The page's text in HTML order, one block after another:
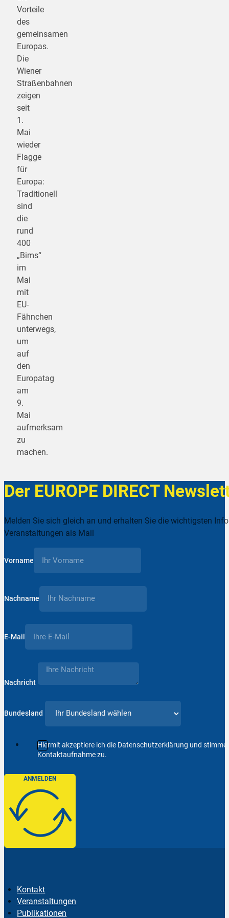
Vorteile
des
gemeinsamen
Europas.
Die
Wiener
Straßenbahnen
zeigen
seit
1.
Mai
wieder
Flagge
für
Europa:
Traditionell
sind
die
rund
400
„Bims“
im
Mai
mit
EU-
Fähnchen
unterwegs,
um
auf
den
Europatag
am
9.
Mai
aufmerksam
zu
machen.
Der EUROPE DIRECT
Melden Sie sich gleich an und erhalten Sie die wichtigsten
Veranstaltungen als Mail
Vorname
Nachname
E-Mail
Nachricht
Bundesland
Hiermit akzeptiere ich die Datenschutzerklärung und
Kontaktaufnahme zu.
ANMELDEN
Kontakt
Veranstaltungen
Publikationen